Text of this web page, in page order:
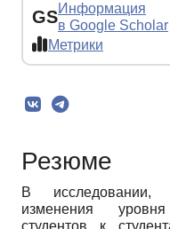
GSИнформация
в Google Scholar
Метрики
Резюме
В исследовании,
изменения